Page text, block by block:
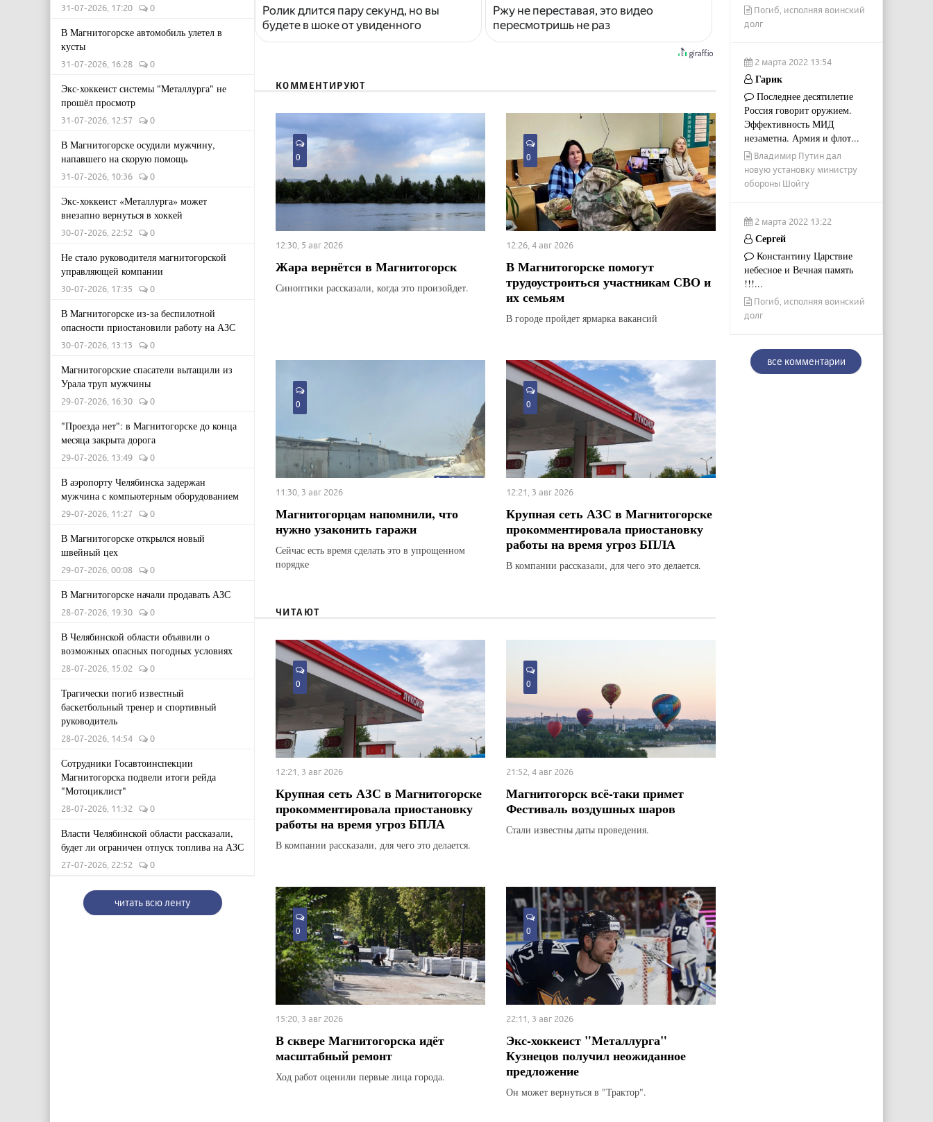
31-07-2026, 17:20 0
В Магнитогорске автомобиль улетел в
кусты
31-07-2026, 16:28 0
Экс-хоккеист системы "Металлурга" не
прошёл просмотр
31-07-2026, 12:57 0
В Магнитогорске осудили мужчину,
напавшего на скорую помощь
31-07-2026, 10:36 0
Экс-хоккеист «Металлурга» может
внезапно вернуться в хоккей
30-07-2026, 22:52 0
Не стало руководителя магнитогорской
управляющей компании
30-07-2026, 17:35 0
В Магнитогорске из-за беспилотной
опасности приостановили работу на АЗС
30-07-2026, 13:13 0
Магнитогорские спасатели вытащили из
Урала труп мужчины
29-07-2026, 16:30 0
"Проезда нет": в Магнитогорске до конца
месяца закрыта дорога
29-07-2026, 13:49 0
В аэропорту Челябинска задержан
мужчина с компьютерным оборудованием
29-07-2026, 11:27 0
В Магнитогорске открылся новый
швейный цех
29-07-2026, 00:08 0
В Магнитогорске начали продавать АЗС
28-07-2026, 19:30 0
В Челябинской области объявили о
возможных опасных погодных условиях
28-07-2026, 15:02 0
Трагически погиб известный
баскетбольный тренер и спортивный
руководитель
28-07-2026, 14:54 0
Сотрудники Госавтоинспекции
Магнитогорска подвели итоги рейда
"Мотоциклист"
28-07-2026, 11:32 0
Власти Челябинской области рассказали,
будет ли ограничен отпуск топлива на АЗС
27-07-2026, 22:52 0
читать всю ленту
Ролик длится пару секунд, но вы
будете в шоке от увиденного
Ржу не переставая, это видео
пересмотришь не раз
КОММЕНТИРУЮТ
0
12:30, 5 авг 2026
Жара вернётся в Магнитогорск
Синоптики рассказали, когда это произойдет.
0
12:26, 4 авг 2026
В Магнитогорске помогут
трудоустроиться участникам СВО и
их семьям
В городе пройдет ярмарка вакансий
0
11:30, 3 авг 2026
Магнитогорцам напомнили, что
нужно узаконить гаражи
Сейчас есть время сделать это в упрощенном
порядке
0
12:21, 3 авг 2026
Крупная сеть АЗС в Магнитогорске
прокомментировала приостановку
работы на время угроз БПЛА
В компании рассказали, для чего это делается.
ЧИТАЮТ
0
12:21, 3 авг 2026
Крупная сеть АЗС в Магнитогорске
прокомментировала приостановку
работы на время угроз БПЛА
В компании рассказали, для чего это делается.
0
21:52, 4 авг 2026
Магнитогорск всё-таки примет
Фестиваль воздушных шаров
Стали известны даты проведения.
0
15:20, 3 авг 2026
В сквере Магнитогорска идёт
масштабный ремонт
Ход работ оценили первые лица города.
0
22:11, 3 авг 2026
Экс-хоккеист "Металлурга"
Кузнецов получил неожиданное
предложение
Он может вернуться в "Трактор".
Погиб, исполняя воинский
долг
2 марта 2022 13:54
Гарик
Последнее десятилетие
Россия говорит оружием.
Эффективность МИД
незаметна. Армия и флот...
Владимир Путин дал
новую установку министру
обороны Шойгу
2 марта 2022 13:22
Сергей
Константину Царствие
небесное и Вечная память
!!!...
Погиб, исполняя воинский
долг
все комментарии